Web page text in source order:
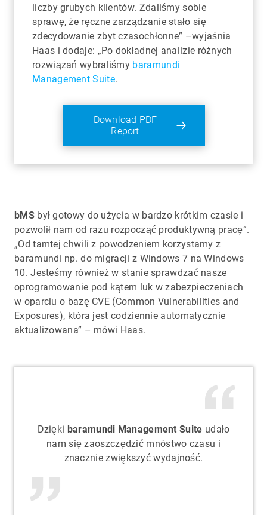
liczby grubych klientów. Zdaliśmy sobie
sprawę, że ręczne zarządzanie stało się
zdecydowanie zbyt czasochłonne” –wyjaśnia
Haas i dodaje: „Po dokładnej analizie różnych
rozwiązań wybraliśmy baramundi
Management Suite.
Download PDF
Report
bMSbył gotowy do użycia w bardzo krótkim czasie i
pozwolił nam od razu rozpocząć produktywną pracę”.
„Od tamtej chwili z powodzeniem korzystamy z
baramundi np. do migracji z Windows 7 na Windows
10. Jesteśmy również w stanie sprawdzać nasze
oprogramowanie pod kątem luk w zabezpieczeniach
w oparciu o bazę CVE (Common Vulnerabilities and
Exposures), która jest codziennie automatycznie
aktualizowana” – mówi Haas.
Dzięki baramundi Management Suite udało
nam się zaoszczędzić mnóstwo czasu i
znacznie zwiększyć wydajność.